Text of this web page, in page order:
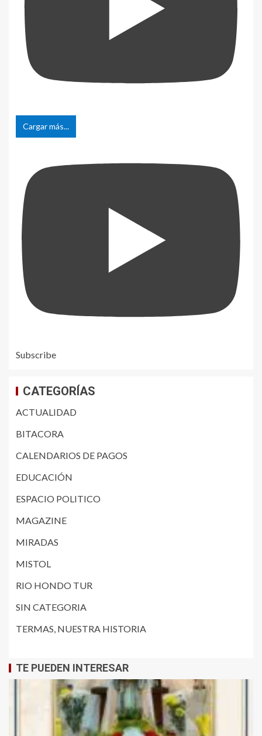
Cargar más...
Subscribe
CATEGORÍAS
ACTUALIDAD
BITACORA
CALENDARIOS DE PAGOS
EDUCACIÓN
ESPACIO POLITICO
MAGAZINE
MIRADAS
MISTOL
RIO HONDO TUR
SIN CATEGORIA
TERMAS, NUESTRA HISTORIA
TE PUEDEN INTERESAR